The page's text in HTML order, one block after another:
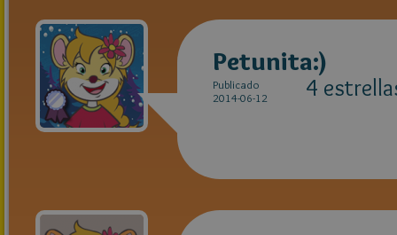
Petunita:)
Publicado
2014-06-12
4